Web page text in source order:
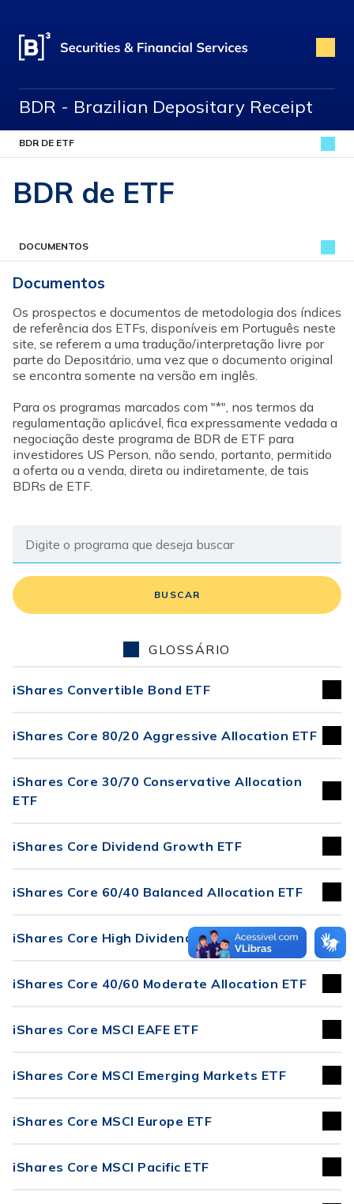
BDR - Brazilian Depositary Receipt
BDR DE ETF
BDR de ETF
DOCUMENTOS
Documentos
Os prospectos e documentos de metodologia dos índices
de referência dos ETFs, disponíveis em Português neste
site, se referem a uma tradução/interpretação livre por
parte do Depositário, uma vez que o documento original
se encontra somente na versão em inglês.
Para os programas marcados com "*", nos termos da
regulamentação aplicável, fica expressamente vedada a
negociação deste programa de BDR de ETF para
investidores US Person, não sendo, portanto, permitido
a oferta ou a venda, direta ou indiretamente, de tais
BDRs de ETF.
BUSCAR
GLOSSÁRIO
iShares Convertible Bond ETF
iShares Core 80/20 Aggressive Allocation ETF
iShares Core 30/70 Conservative Allocation
ETF
iShares Core Dividend Growth ETF
iShares Core 60/40 Balanced Allocation ETF
iShares Core High Dividend ETF
iShares Core 40/60 Moderate Allocation ETF
iShares Core MSCI EAFE ETF
iShares Core MSCI Emerging Markets ETF
iShares Core MSCI Europe ETF
iShares Core MSCI Pacific ETF